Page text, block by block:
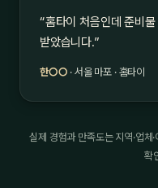
“홈타이 처음인데 준비
받았습니다.”
한○○ · 서울 마포 · 홈타이
실제 경험과 만족도는 지역·업체
확